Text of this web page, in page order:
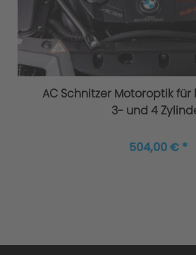
AC Schnitzer Motoroptik für
3- und 4
504,00 € *